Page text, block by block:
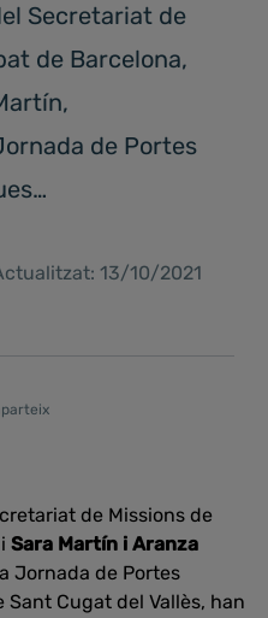
Secretariat de
de Barcelona,
de Portes
13/10/2021
de Missions de
Sara Martín i Aranza
Jornada de Portes
Sant Cugat del Vallès, han